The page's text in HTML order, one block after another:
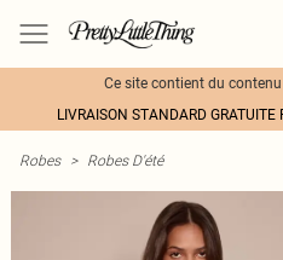
Ce site contient du
LIVRAISON STANDARD
Robes > Robes D'été